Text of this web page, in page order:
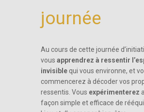
journée
Au cours de cette journée
vous apprendrez à ressentir
invisible qui vous environne, et
commencerez à décoder vos
ressentis. Vous expérimenterez
façon simple et efficace de